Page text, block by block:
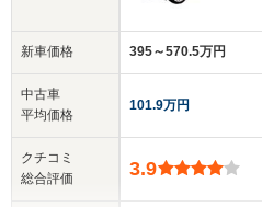
新車価格
中古車
平均価格
クチコミ
総合評価
395～570.5万円
101.9万円
3.9